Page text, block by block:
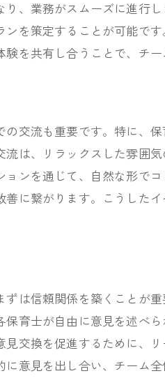
保育士の信頼を得る
保育士間の信頼を深
保育士チームの協力
チームの連携を深め
神明町の保育士の連
保育士チームミーテ
保育士が心掛けるべ
保育現場での円滑な
保育士間の誤解を防ぐ
保育士が使えるコミ
、業務がスムーズに進行
を策定することが可能で
を共有し合うことで、チ
交流も重要です。特に、
は、リラックスした雰囲
ンを通じて、自然な形で
に繋がります。こうした
は信頼関係を築くことが
育士が自由に意見を述べ
交換を促進するために、
意見を出し合い、チーム全